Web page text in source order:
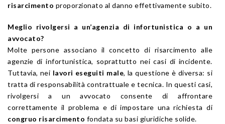
risarcimento proporzionato al danno effettivamente subito.
Meglio rivolgersi a un’agenzia di infortunistica o a un
avvocato?
Molte persone associano il concetto di risarcimento alle
agenzie di infortunistica, soprattutto nei casi di incidente.
Tuttavia, nei lavori eseguiti male, la questione è diversa: si
tratta di responsabilità contrattuale e tecnica. In questi casi,
rivolgersi a un avvocato consente di affrontare
correttamente il problema e di impostare una richiesta di
congruo risarcimento fondata su basi giuridiche solide.